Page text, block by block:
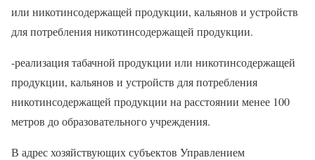
или никотинсодержащей продукции, кальянов и устройств
для потребления никотинсодержащей продукции.
-реализация табачной продукции или никотинсодержащей
продукции, кальянов и устройств для потребления
никотинсодержащей продукции на расстоянии менее 100
метров до образовательного учреждения.
В адрес хозяйствующих субъектов Управлением